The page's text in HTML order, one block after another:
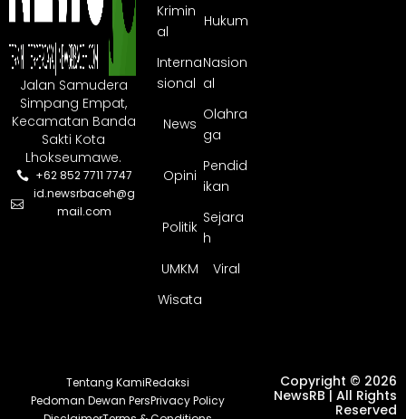
Jalan Samudera
Simpang Empat,
Kecamatan Banda
Sakti Kota
Lhokseumawe.
+62 852 7711 7747
id.newsrbaceh@g
mail.com
Krimin
al
Hukum
Interna
sional
Nasion
al
News
Olahra
ga
Opini
Pendid
ikan
Politik
Sejara
h
UMKM
Viral
Wisata
Tentang KamiRedaksi
Pedoman Dewan PersPrivacy Policy
Copyright © 2026
NewsRB | All Rights
Reserved